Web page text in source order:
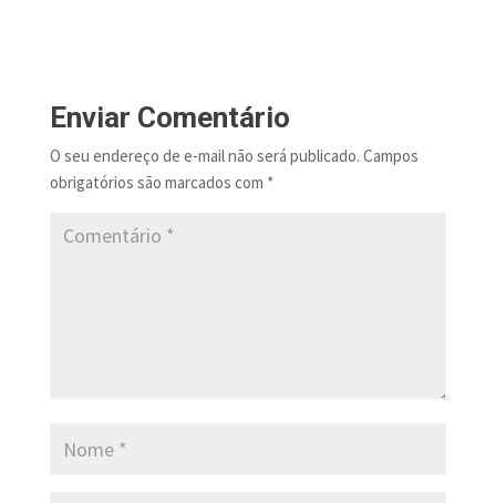
Enviar Comentário
O seu endereço de e-mail não será publicado. Campos
obrigatórios são marcados com *